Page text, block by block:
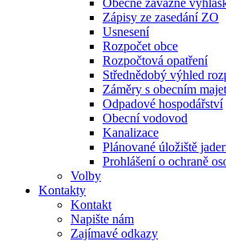
Obecně závazné
Zápisy ze zasedání ZO
Usnesení
Rozpočet obce
Rozpočtová opatření
Střednědobý výhled
Záměry s obecním
Odpadové hospodářství
Obecní vodovod
Kanalizace
Plánované úložiště
Prohlášení o ochraně
Volby
Kontakty
Kontakt
Napište nám
Zajímavé odkazy